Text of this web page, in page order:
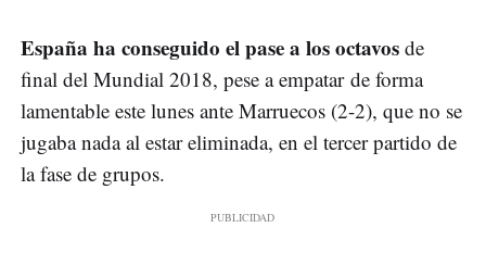
España ha conseguido el pase a los octavos de
final del Mundial 2018, pese a empatar de forma
lamentable este lunes ante Marruecos (2-2), que no se
jugaba nada al estar eliminada, en el tercer partido de
la fase de grupos.